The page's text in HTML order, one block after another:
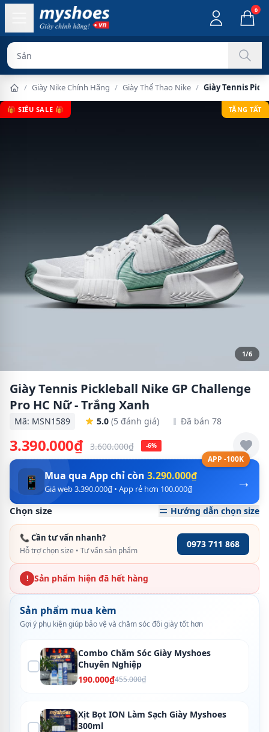
0
Sản phẩm chính
/ Giày Nike Chính Hãng / Giày Thể Thao Nike / Giày Tennis
🎁 SIÊU SALE 🎁 TẶNG TẤT
1/6
Giày Tennis Pickleball Nike GP Challenge
Pro HC Nữ - Trắng Xanh
Mã: MSN1589 5.0 (5 đánh giá) Đã bán 78
3.390.000₫ 3.600.000₫ -6%
APP -100K
→
📱 Mua qua App chỉ còn 3.290.000₫
Giá web 3.390.000₫ • App rẻ hơn 100.000₫
Chọn size Hướng dẫn chọn size
📞 Cần tư vấn nhanh?
Hỗ trợ chọn size • Tư vấn sản phẩm
0973 711 868
! Sản phẩm hiện đã hết hàng
Sản phẩm mua kèm
Gợi ý phụ kiện giúp bảo vệ và chăm sóc đôi giày tốt hơn
Combo Chăm Sóc Giày Myshoes
Chuyên Nghiệp
190.000₫455.000₫
Xịt Bọt ION Làm Sạch Giày Myshoes
300ml